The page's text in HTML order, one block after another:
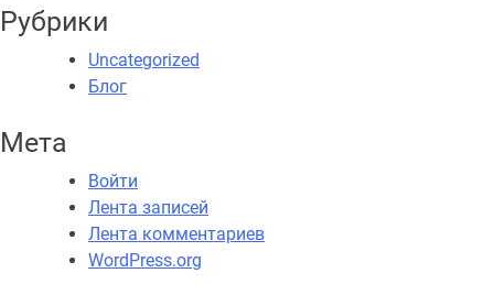
Рубрики
Uncategorized
Блог
Мета
Войти
Лента записей
Лента комментариев
WordPress.org